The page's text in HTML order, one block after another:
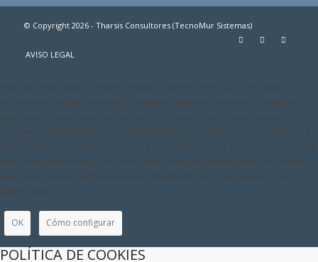
© Copyright 2026 - Tharsis Consultores (TecnoMur Sistemas)
AVISO LEGAL
Este sitio web utiliza Cookies propias y de terceros, para recopilar
información con la finalidad de mejorar nuestros servicios y mostrarle
publicidad relacionada con sus preferencias. Si continua navegando,
supone la aceptación de la instalación de las mismas. El usuario tiene la
posibilidad de configurar su navegador pudiendo, si así lo desea, impedir
que sean instaladas en su disco duro, aunque deberá tener en cuenta
que dicha acción podrá ocasionar dificultades de navegación de la
página web.
OK Cómo configurar
POLÍTICA DE COOKIES